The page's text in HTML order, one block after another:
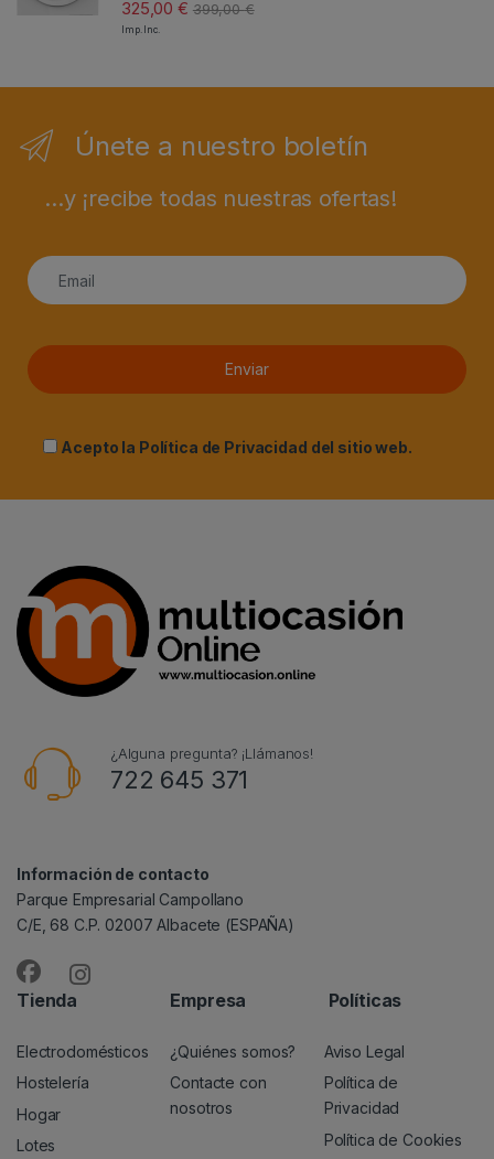
325,00€ 399,00€
Imp. Inc.
Únete a nuestro boletín
...y ¡recibe todas nuestras ofertas!
Acepto la Política de Privacidad del sitio web.
¿Alguna pregunta? ¡Llámanos!
722 645 371
Información de contacto
Parque Empresarial Campollano
C/E, 68 C.P. 02007 Albacete (ESPAÑA)
Tienda
Electrodomésticos
Hostelería
Hogar
Lotes
Empresa
¿Quiénes somos?
Contacte con
nosotros
Políticas
Aviso Legal
Política de
Privacidad
Política de Cookies